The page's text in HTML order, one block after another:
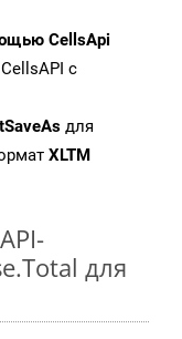
CellsApi
с
для
XLTM
для